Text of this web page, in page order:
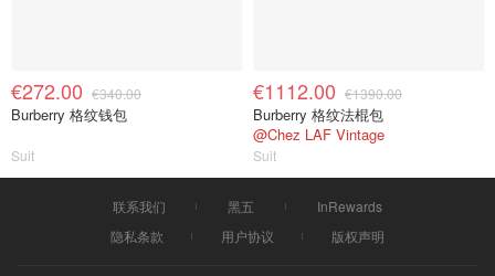
€272.00 €340.00
Burberry 格纹钱包
Suit
€1112.00 €1390.00
Burberry 格纹法棍包
@Chez LAF Vintage
Suit
联系我们 黑五
InRewards
隐私条款
用户协议 版权声明